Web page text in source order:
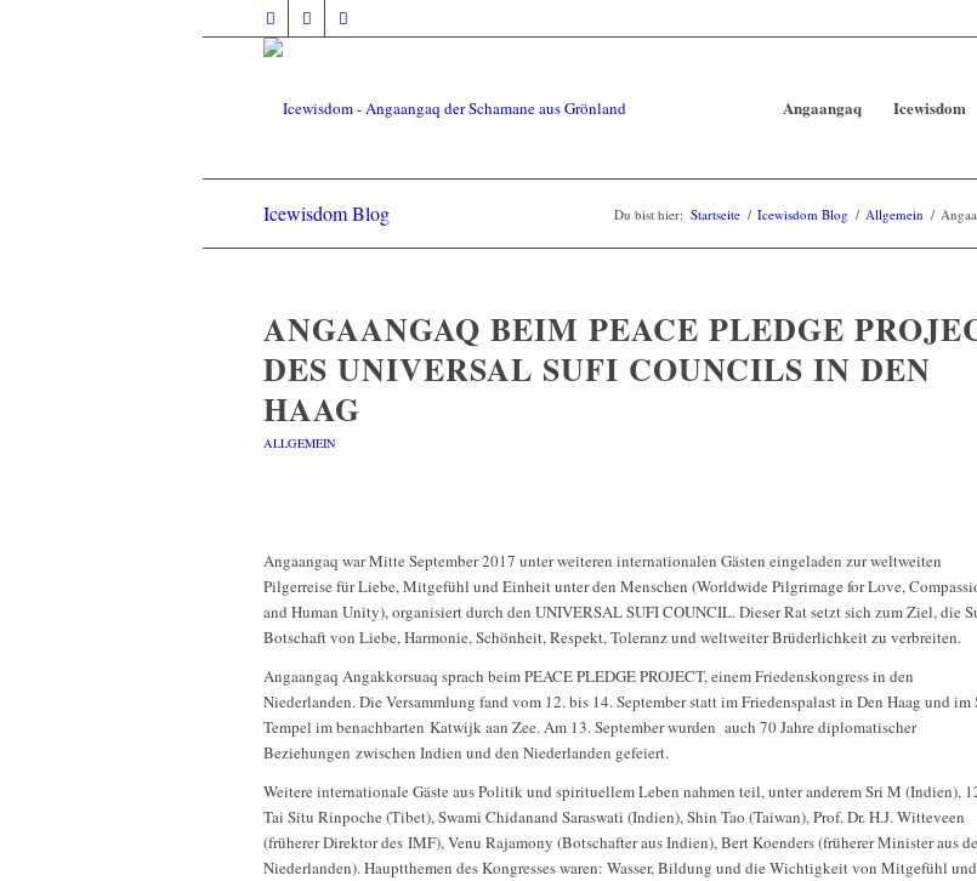
Angaangaq Icewisdom
Icewisdom Blog Du bist hier: Startseite / Icewisdom Blog / Allgemein /
ANGAANGAQ BEIM PEACE PLEDGE
DES UNIVERSAL SUFI COUNCILS IN DEN
HAAG
ALLGEMEIN
Angaangaq war Mitte September 2017 unter weiteren internationalen Gästen eingeladen zur weltweiten
Pilgerreise für Liebe, Mitgefühl und Einheit unter den Menschen (Worldwide Pilgrimage for Love,
and Human Unity), organisiert durch den UNIVERSAL SUFI COUNCIL. Dieser Rat setzt sich zum Ziel, die
Botschaft von Liebe, Harmonie, Schönheit, Respekt, Toleranz und weltweiter Brüderlichkeit zu verbreiten.
Angaangaq Angakkorsuaq sprach beim PEACE PLEDGE PROJECT, einem Friedenskongress in den
Niederlanden. Die Versammlung fand vom 12. bis 14. September statt im Friedenspalast in Den Haag und im
Tempel im benachbarten Katwijk aan Zee. Am 13. September wurden auch 70 Jahre diplomatischer
Beziehungen zwischen Indien und den Niederlanden gefeiert.
Weitere internationale Gäste aus Politik und spirituellem Leben nahmen teil, unter anderem Sri M (Indien),
Tai Situ Rinpoche (Tibet), Swami Chidanand Saraswati (Indien), Shin Tao (Taiwan), Prof. Dr. H.J. Witteveen
(früherer Direktor des IMF), Venu Rajamony (Botschafter aus Indien), Bert Koenders (früherer Minister aus
Niederlanden). Hauptthemen des Kongresses waren: Wasser, Bildung und die Wichtigkeit von Mitgefühl und